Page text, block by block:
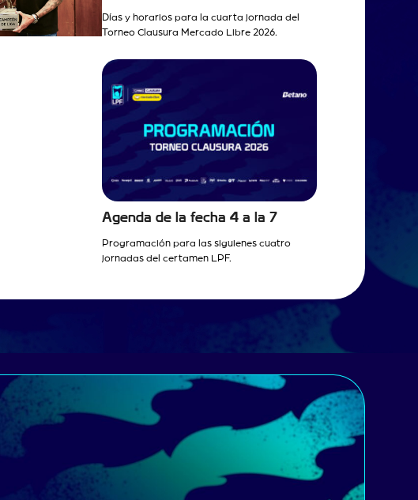
Días y horarios para la cuarta jornada del
Torneo Clausura Mercado Libre 2026.
Agenda de la fecha 4 a la 7
Programación para las siguienes cuatro
jornadas del certamen LPF.